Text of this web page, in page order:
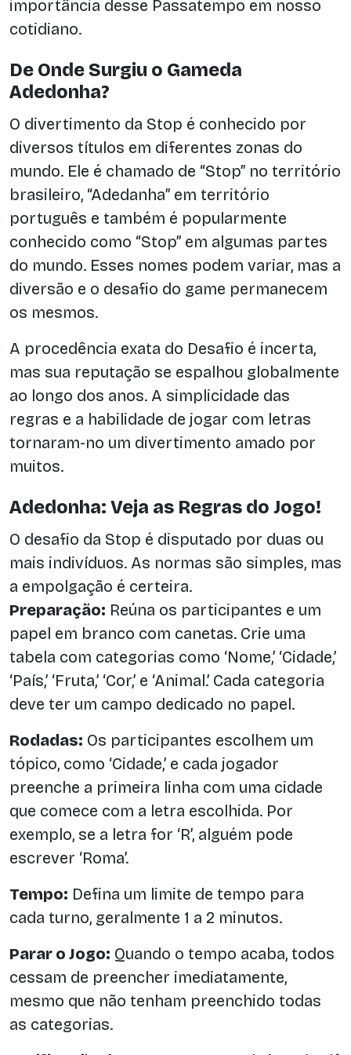
importância desse Passatempo em nosso
cotidiano.
De Onde Surgiu o Gameda
Adedonha?
O divertimento da Stop é conhecido por
diversos títulos em diferentes zonas do
mundo. Ele é chamado de “Stop” no território
brasileiro, “Adedanha” em território
português e também é popularmente
conhecido como “Stop” em algumas partes
do mundo. Esses nomes podem variar, mas a
diversão e o desafio do game permanecem
os mesmos.
A procedência exata do Desafio é incerta,
mas sua reputação se espalhou globalmente
ao longo dos anos. A simplicidade das
regras e a habilidade de jogar com letras
tornaram-no um divertimento amado por
muitos.
Adedonha: Veja as Regras do Jogo!
O desafio da Stop é disputado por duas ou
mais indivíduos. As normas são simples, mas
a empolgação é certeira.
Preparação: Reúna os participantes e um
papel em branco com canetas. Crie uma
tabela com categorias como ‘Nome,’ ‘Cidade,’
‘País,’ ‘Fruta,’ ‘Cor,’ e ‘Animal.’ Cada categoria
deve ter um campo dedicado no papel.
Rodadas: Os participantes escolhem um
tópico, como ‘Cidade,’ e cada jogador
preenche a primeira linha com uma cidade
que comece com a letra escolhida. Por
exemplo, se a letra for ‘R’, alguém pode
escrever ‘Roma’.
Tempo: Defina um limite de tempo para
cada turno, geralmente 1 a 2 minutos.
Parar o Jogo: Quando o tempo acaba, todos
cessam de preencher imediatamente,
mesmo que não tenham preenchido todas
as categorias.